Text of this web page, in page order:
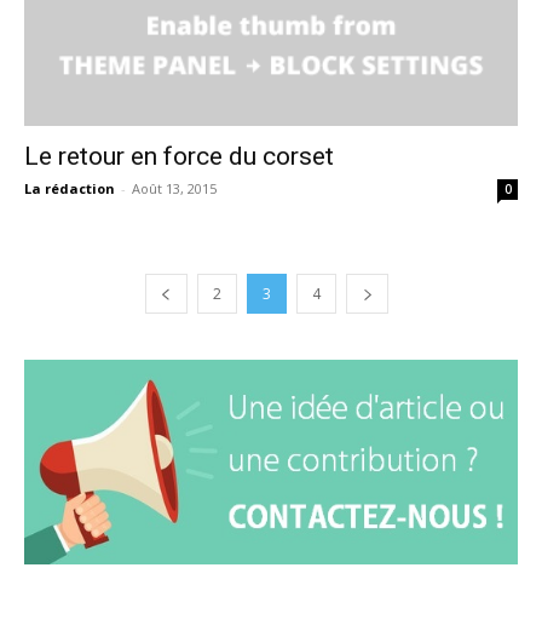
Le retour en force du corset
La rédaction - Août 13, 2015 0
2 3 4